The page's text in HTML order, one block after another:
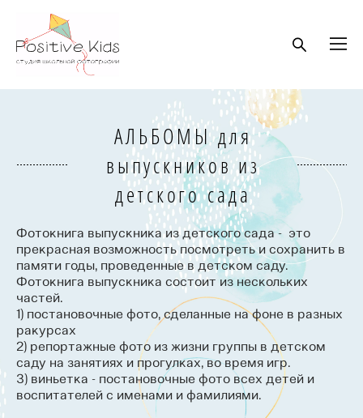
АЛЬБОМЫ для
выпускников из
детского сада
Фотокнига выпускника из детского сада - это
прекрасная возможность посмотреть и сохранить в
памяти годы, проведенные в детском саду.
Фотокнига выпускника состоит из нескольких
частей.
1) постановочные фото, сделанные на фоне в разных
ракурсах
2) репортажные фото из жизни группы в детском
саду на занятиях и прогулках, во время игр.
3) виньетка - постановочные фото всех детей и
воспитателей с именами и фамилиями.